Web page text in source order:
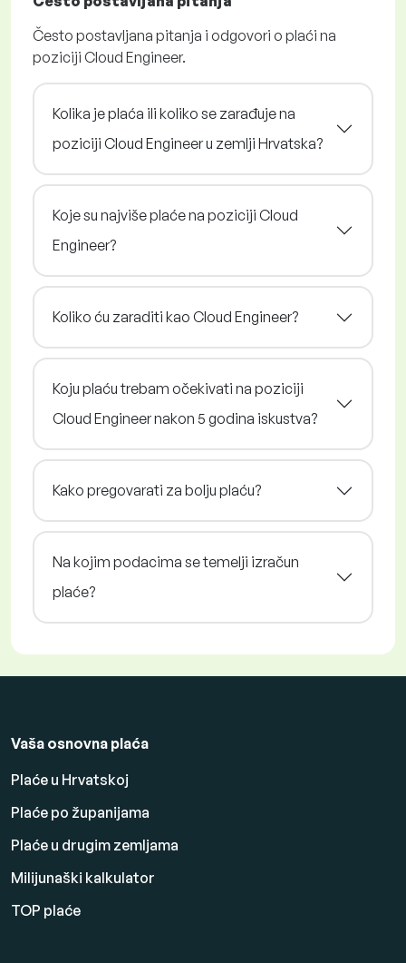
Često postavljana pitanja i odgovori o plaći na
poziciji Cloud Engineer.
Kolika je plaća ili koliko se zarađuje na
poziciji Cloud Engineer u zemlji Hrvatska?
Koje su najviše plaće na poziciji Cloud
Engineer?
Koliko ću zaraditi kao Cloud Engineer?
Koju plaću trebam očekivati na poziciji
Cloud Engineer nakon 5 godina iskustva?
Kako pregovarati za bolju plaću?
Na kojim podacima se temelji izračun
plaće?
Vaša osnovna plaća
Plaće u Hrvatskoj
Plaće po županijama
Plaće u drugim zemljama
Milijunaški kalkulator
TOP plaće